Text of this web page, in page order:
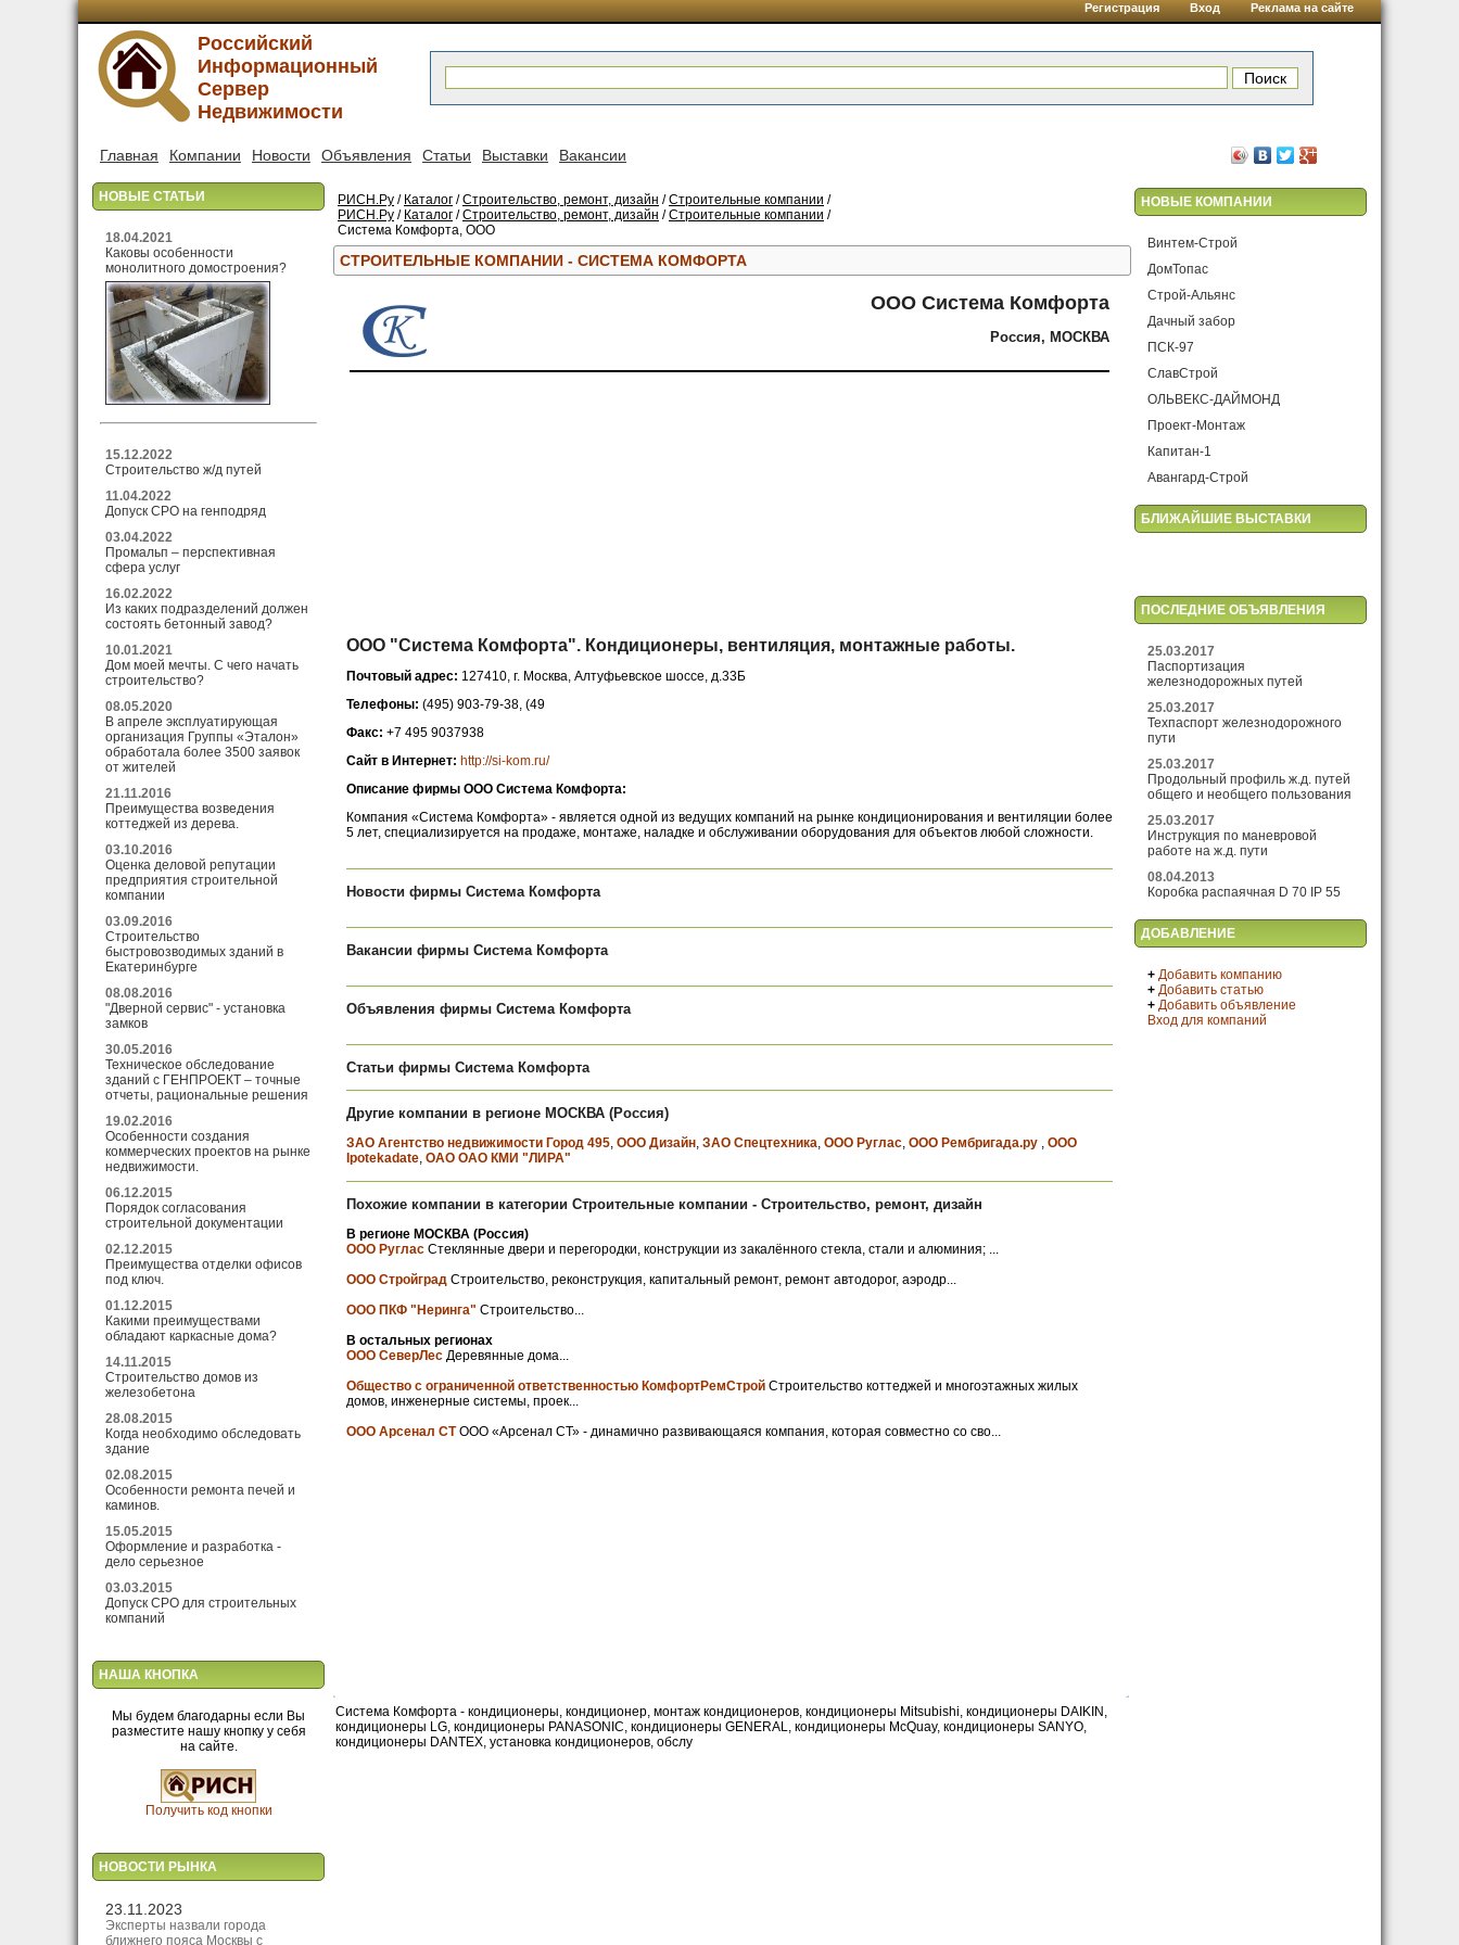
Регистрация Вход Реклама на сайте
Российский
Информационный
Сервер
Недвижимости
Главная Компании Новости Объявления Статьи Выставки Вакансии
НОВЫЕ СТАТЬИ
18.04.2021
Каковы особенности
монолитного домостроения?
15.12.2022
Строительство ж/д путей
11.04.2022
Допуск СРО на генподряд
03.04.2022
Промальп – перспективная
сфера услуг
16.02.2022
Из каких подразделений должен
состоять бетонный завод?
10.01.2021
Дом моей мечты. С чего начать
строительство?
08.05.2020
В апреле эксплуатирующая
организация Группы «Эталон»
обработала более 3500 заявок
от жителей
21.11.2016
Преимущества возведения
коттеджей из дерева.
03.10.2016
Оценка деловой репутации
предприятия строительной
компании
03.09.2016
Строительство
быстровозводимых зданий в
Екатеринбурге
08.08.2016
"Дверной сервис" - установка
замков
30.05.2016
Техническое обследование
зданий с ГЕНПРОЕКТ – точные
отчеты, рациональные решения
19.02.2016
Особенности создания
коммерческих проектов на рынке
недвижимости.
06.12.2015
Порядок согласования
строительной документации
02.12.2015
Преимущества отделки офисов
под ключ.
01.12.2015
Какими преимуществами
обладают каркасные дома?
14.11.2015
Строительство домов из
железобетона
28.08.2015
Когда необходимо обследовать
здание
02.08.2015
Особенности ремонта печей и
каминов.
15.05.2015
Оформление и разработка -
дело серьезное
03.03.2015
Допуск СРО для строительных
компаний
НАША КНОПКА
Мы будем благодарны если Вы
разместите нашу кнопку у себя
на сайте.
Получить код кнопки
НОВОСТИ РЫНКА
23.11.2023
Эксперты назвали города
ближнего пояса Москвы с
РИСН.Ру / Каталог /Строительство, ремонт, дизайн /Строительные компании /
РИСН.Ру / Каталог /Строительство, ремонт, дизайн /Строительные компании /
Система Комфорта, ООО
СТРОИТЕЛЬНЫЕ КОМПАНИИ - СИСТЕМА КОМФОРТА
ООО Система Комфорта
Россия, МОСКВА
ООО "Система Комфорта". Кондиционеры, вентиляция, монтажные работы.
Почтовый адрес: 127410, г. Москва, Алтуфьевское шоссе, д.33Б
Телефоны: (495) 903-79-38, (49
Факс: +7 495 9037938
Сайт в Интернет: http://si-kom.ru/
Описание фирмы ООО Система Комфорта:
Компания «Система Комфорта» - является одной из ведущих компаний на рынке кондиционирования и вентиляции более
5 лет, специализируется на продаже, монтаже, наладке и обслуживании оборудования для объектов любой сложности.
Новости фирмы Система Комфорта
Вакансии фирмы Система Комфорта
Объявления фирмы Система Комфорта
Статьи фирмы Система Комфорта
Другие компании в регионе МОСКВА (Россия)
ЗАО Агентство недвижимости Город 495, ООО Дизайн, ЗАО Спецтехника, ООО Руглас, ООО Рембригада.ру , OOO
Ipotekadate, ОАО ОАО КМИ "ЛИРА"
Похожие компании в категории Строительные компании - Строительство, ремонт, дизайн
В регионе МОСКВА (Россия)
ООО Руглас Стеклянные двери и перегородки, конструкции из закалённого стекла, стали и алюминия; ...
ООО Стройград Строительство, реконструкция, капитальный ремонт, ремонт автодорог, аэродр...
ООО ПКФ "Неринга" Строительство...
В остальных регионах
ООО СеверЛес Деревянные дома...
Общество с ограниченной ответственностью КомфортРемСтрой Строительство коттеджей и многоэтажных жилых
домов, инженерные системы, проек...
ООО Арсенал СТООО «Арсенал СТ» - динамично развивающаяся компания, которая совместно со сво...
Система Комфорта - кондиционеры, кондиционер, монтаж кондиционеров, кондиционеры Mitsubishi, кондиционеры DAIKIN,
кондиционеры LG, кондиционеры PANASONIC, кондиционеры GENERAL, кондиционеры McQuay, кондиционеры SANYO,
кондиционеры DANTEX, установка кондиционеров, обслу
НОВЫЕ КОМПАНИИ
Винтем-Строй
ДомТопас
Строй-Альянс
Дачный забор
ПСК-97
СлавСтрой
ОЛЬВЕКС-ДАЙМОНД
Проект-Монтаж
Капитан-1
Авангард-Строй
БЛИЖАЙШИЕ ВЫСТАВКИ
ПОСЛЕДНИЕ ОБЪЯВЛЕНИЯ
25.03.2017
Паспортизация
железнодорожных путей
25.03.2017
Техпаспорт железнодорожного
пути
25.03.2017
Продольный профиль ж.д. путей
общего и необщего пользования
25.03.2017
Инструкция по маневровой
работе на ж.д. пути
08.04.2013
Коробка распаячная D 70 IP 55
ДОБАВЛЕНИЕ
+ Добавить компанию
+ Добавить статью
+ Добавить объявление
Вход для компаний